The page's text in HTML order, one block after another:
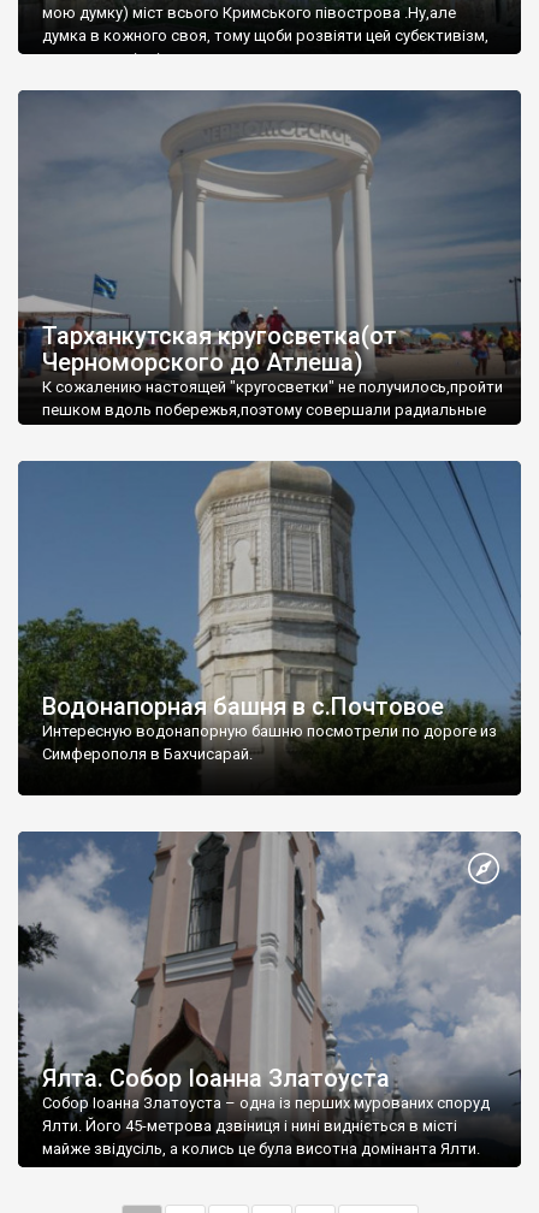
мою думку) міст всього Кримського півострова .Ну,але
думка в кожного своя, тому щоби розвіяти цей субєктивізм,
запрошую відвідати це
Тарханкутская кругосветка(от
Черноморского до Атлеша)
К сожалению настоящей "кругосветки" не получилось,пройти
пешком вдоль побережья,поэтому совершали радиальные
Водонапорная башня в с.Почтовое
Интересную водонапорную башню посмотрели по дороге из
Симферополя в Бахчисарай.
Ялта. Собор Іоанна Златоуста
Собор Іоанна Златоуста – одна із перших мурованих споруд
Ялти. Його 45-метрова дзвіниця і нині видніється в місті
майже звідусіль, а колись це була висотна домінанта Ялти.